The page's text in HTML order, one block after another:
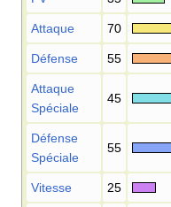
Attaque 70
Défense 55
Attaque
Spéciale
45
Défense
Spéciale
55
Vitesse 25